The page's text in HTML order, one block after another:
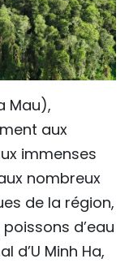
Mau),
aux
immenses
nombreux
de la région,
d’eau
d’U Minh Ha,